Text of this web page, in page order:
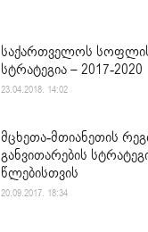
საქართველოს სოფლის
სტრატეგია – 2017-2020
23.04.2018. 14:02
მცხეთა-მთიანეთის
განვითარების
წლებისთვის
20.09.2017. 18:34